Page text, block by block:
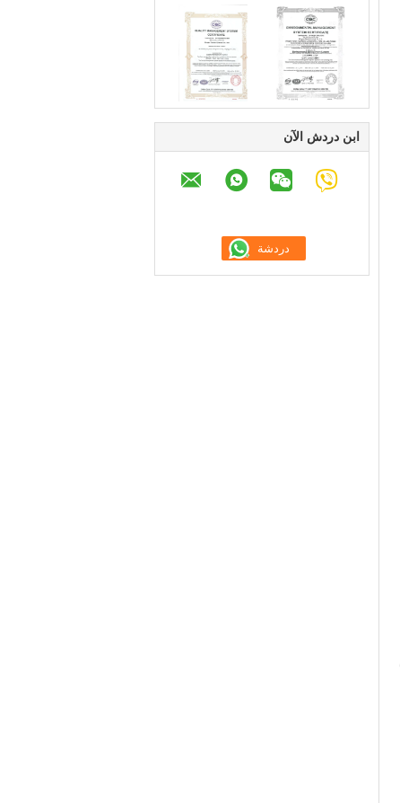
ابن دردش الآن